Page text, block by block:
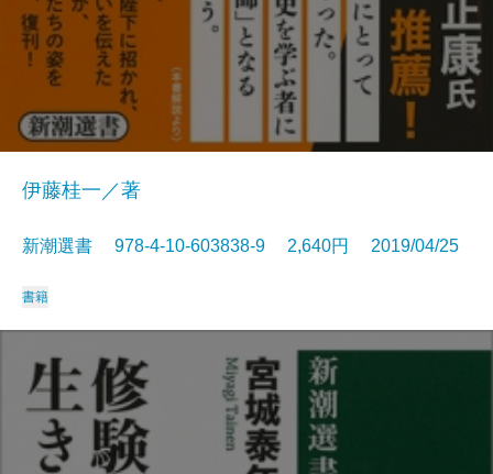
伊藤桂一／著
新潮選書 978-4-10-603838-9 2,640円 2019/04/25
書籍